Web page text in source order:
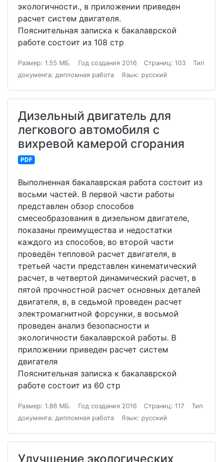
экологичности., в приложении приведен
расчет систем двигателя.
Пояснительная записка к бакалаврской
работе состоит из 108 стр
Размер: 1.55 МБ. Год создания 2016 Страниц: 103
Тип
документа: дипломная работа
Язык: русский
Дизельный двигатель для
легкового автомобиля с
вихревой камерой сгорания
PDF
Выполненная бакалаврская работа состоит из
восьми частей. В первой части работы
представлен обзор способов
смесеобразования в дизельном двигателе,
показаны преимущества и недостатки
каждого из способов, во второй части
проведён тепловой расчет двигателя, в
третьей части представлен кинематический
расчет, в четвертой динамический расчет, в
пятой прочностной расчет основных деталей
двигателя, в, в седьмой проведен расчет
электромагнитной форсунки, в восьмой
проведен анализ безопасности и
экологичности бакалаврской работы. В
приложении приведен расчет систем
двигателя
Пояснительная записка к бакалаврской
работе состоит из 60 стр
Размер: 1.86 МБ. Год создания 2016 Страниц: 117
Тип
документа: дипломная работа
Язык: русский
Улучшение экологических